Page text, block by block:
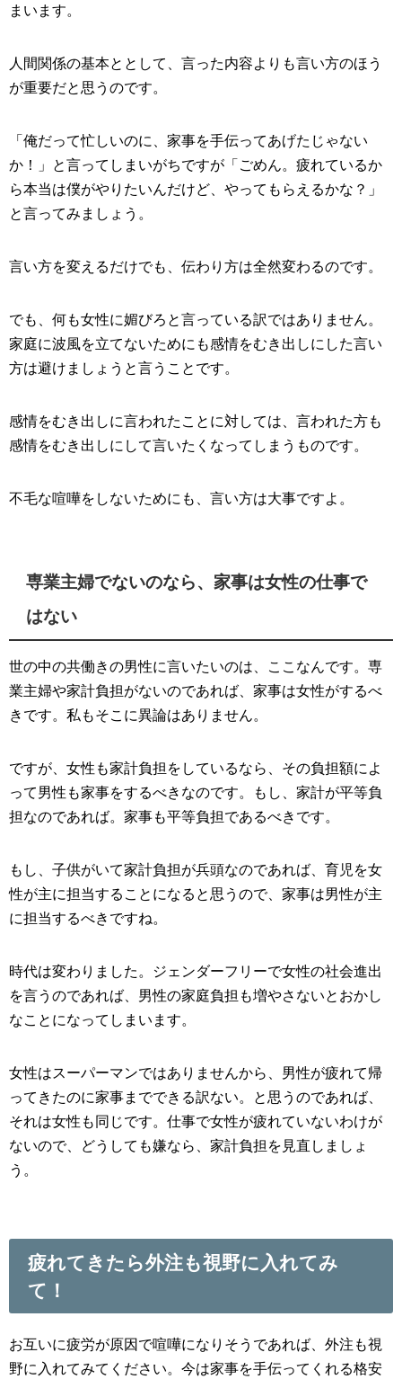
まいます。
人間関係の基本ととして、言った内容よりも言い方のほう
が重要だと思うのです。
「俺だって忙しいのに、家事を手伝ってあげたじゃない
か！」と言ってしまいがちですが「ごめん。疲れているか
ら本当は僕がやりたいんだけど、やってもらえるかな？」
と言ってみましょう。
言い方を変えるだけでも、伝わり方は全然変わるのです。
でも、何も女性に媚びろと言っている訳ではありません。
家庭に波風を立てないためにも感情をむき出しにした言い
方は避けましょうと言うことです。
感情をむき出しに言われたことに対しては、言われた方も
感情をむき出しにして言いたくなってしまうものです。
不毛な喧嘩をしないためにも、言い方は大事ですよ。
専業主婦でないのなら、家事は女性の仕事で
はない
世の中の共働きの男性に言いたいのは、ここなんです。専
業主婦や家計負担がないのであれば、家事は女性がするべ
きです。私もそこに異論はありません。
ですが、女性も家計負担をしているなら、その負担額によ
って男性も家事をするべきなのです。もし、家計が平等負
担なのであれば。家事も平等負担であるべきです。
もし、子供がいて家計負担が兵頭なのであれば、育児を女
性が主に担当することになると思うので、家事は男性が主
に担当するべきですね。
時代は変わりました。ジェンダーフリーで女性の社会進出
を言うのであれば、男性の家庭負担も増やさないとおかし
なことになってしまいます。
女性はスーパーマンではありませんから、男性が疲れて帰
ってきたのに家事までできる訳ない。と思うのであれば、
それは女性も同じです。仕事で女性が疲れていないわけが
ないので、どうしても嫌なら、家計負担を見直しましょ
う。
疲れてきたら外注も視野に入れてみ
て！
お互いに疲労が原因で喧嘩になりそうであれば、外注も視
野に入れてみてください。今は家事を手伝ってくれる格安